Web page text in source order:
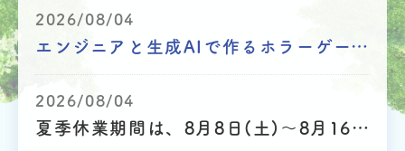
2026/08/04
エンジニアと生成AIで作るホラーゲーム開発の舞台裏をお届け
2026/08/04
夏季休業期間は、8月8日(土)～8月16日(日)までとなります